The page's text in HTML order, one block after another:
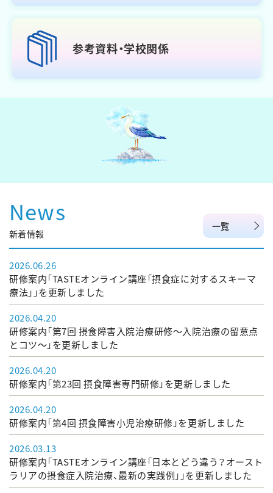
参考資料・学校関係
News
新着情報
一覧
2026.06.26
研修案内「TASTEオンライン講座「摂食症に対するスキーマ
療法」」を更新しました
2026.04.20
研修案内「第7回 摂食障害入院治療研修～入院治療の留意点
とコツ～」を更新しました
2026.04.20
研修案内「第23回 摂食障害専門研修」を更新しました
2026.04.20
研修案内「第4回 摂食障害小児治療研修」を更新しました
2026.03.13
研修案内「TASTEオンライン講座「日本とどう違う？オースト
ラリアの摂食症入院治療、最新の実践例」」を更新しました